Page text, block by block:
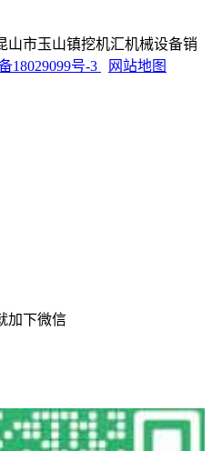
市玉山镇挖机汇机械设备销
18029099号-3 网站地图
加下微信